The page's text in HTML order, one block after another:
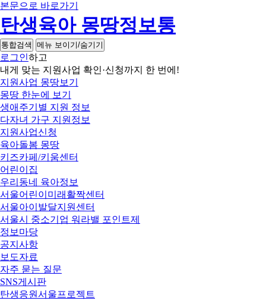
본문으로 바로가기
탄생육아 몽땅정보통
통합검색 메뉴 보이기/숨기기
로그인하고
내게 맞는 지원사업 확인·신청까지 한 번에!
지원사업 몽땅보기
몽땅 한눈에 보기
생애주기별 지원 정보
다자녀 가구 지원정보
지원사업신청
육아돌봄 몽땅
키즈카페/키움센터
어린이집
우리동네 육아정보
서울어린이미래활짝센터
서울아이발달지원센터
서울시 중소기업 워라밸 포인트제
정보마당
공지사항
보도자료
자주 묻는 질문
SNS게시판
탄생응원서울프로젝트